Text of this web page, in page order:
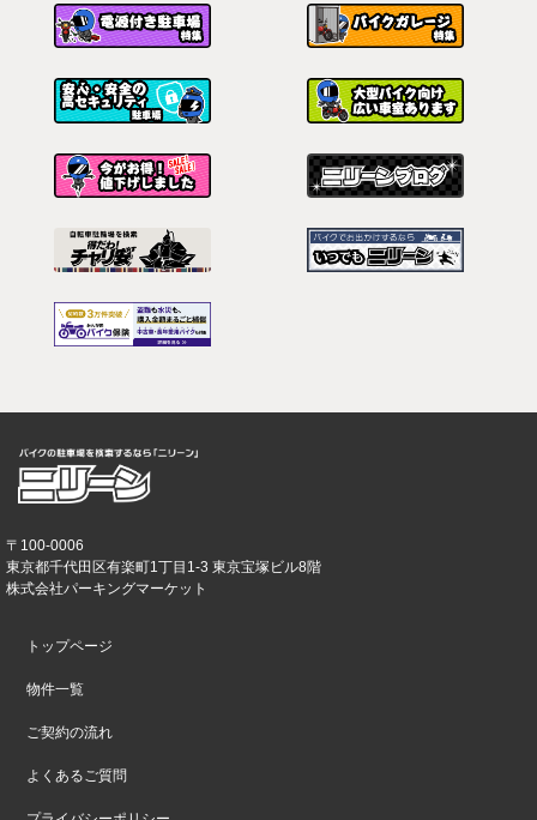
〒100-0006
東京都千代田区有楽町1丁目1-3 東京宝塚ビル8階
株式会社パーキングマーケット
トップページ
物件一覧
ご契約の流れ
よくあるご質問